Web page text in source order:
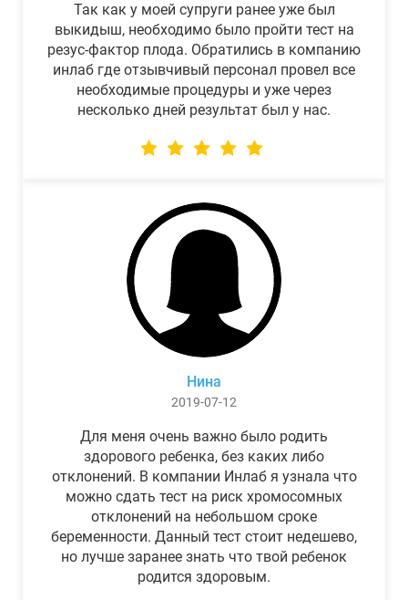
Так как у моей супруги ранее уже был
выкидыш, необходимо было пройти тест на
резус-фактор плода. Обратились в компанию
инлаб где отзывчивый персонал провел все
необходимые процедуры и уже через
несколько дней результат был у нас.
Нина
2019-07-12
Для меня очень важно было родить
здорового ребенка, без каких либо
отклонений. В компании Инлаб я узнала что
можно сдать тест на риск хромосомных
отклонений на небольшом сроке
беременности. Данный тест стоит недешево,
но лучше заранее знать что твой ребенок
родится здоровым.